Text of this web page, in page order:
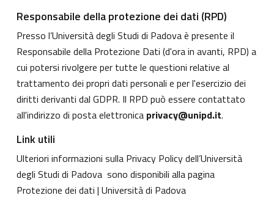
Responsabile della protezione dei dati (RPD)
Presso l’Università degli Studi di Padova è presente il
Responsabile della Protezione Dati (d'ora in avanti, RPD) a
cui potersi rivolgere per tutte le questioni relative al
trattamento dei propri dati personali e per l'esercizio dei
diritti derivanti dal GDPR. Il RPD può essere contattato
all'indirizzo di posta elettronica privacy@unipd.it.
Link utili
Ulteriori informazioni sulla Privacy Policy dell’Università
degli Studi di Padova sono disponibili alla pagina
Protezione dei dati | Università di Padova